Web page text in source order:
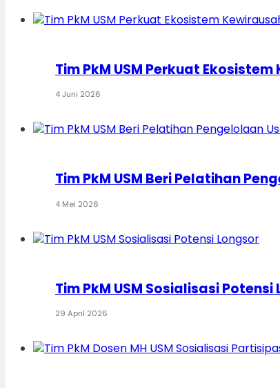
Tim PkM USM Perkuat
4 Juni 2026
Tim PkM USM Beri Pelatihan
4 Mei 2026
Tim PkM USM Sosialisasi Potensi
29 April 2026